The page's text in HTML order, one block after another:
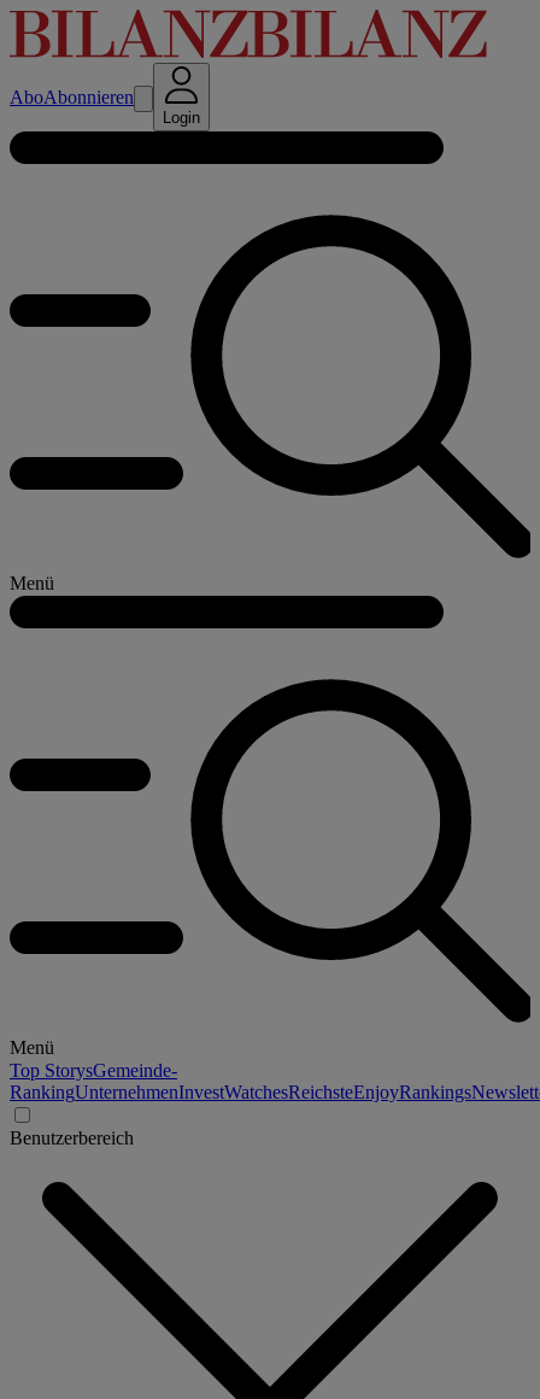
AboAbonnieren
Login
Menü
Menü
Top StorysGemeinde-
RankingUnternehmenInvestWatchesReichsteEnjoyRankings
Benutzerbereich